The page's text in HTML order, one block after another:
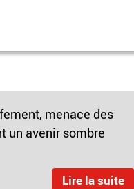
menace des
un avenir sombre
Lire la suite